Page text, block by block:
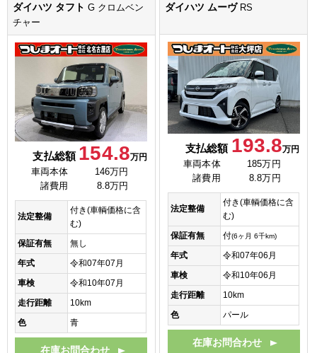
ダイハツ タフト G クロムベン
チャー
支払総額 154.8万円
車両本体
146万円
諸費用
8.8万円
法定整備
付き(車輌価格に含
む)
保証有無
無し
年式
令和07年07月
車検
令和10年07月
走行距離
10km
色
青
在庫お問合わせ
ダイハツ ムーヴ RS
支払総額 193.8万円
車両本体
185万円
諸費用
8.8万円
法定整備
付き(車輌価格に含
む)
保証有無
付(6ヶ月 6千km)
年式
令和07年06月
車検
令和10年06月
走行距離
10km
色
パール
在庫お問合わせ